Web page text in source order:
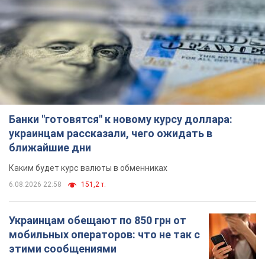
Банки "готовятся" к новому курсу доллара:
украинцам рассказали, чего ожидать в
ближайшие дни
Каким будет курс валюты в обменниках
6.08.2026 22:58 151,2 т.
Украинцам обещают по 850 грн от
мобильных операторов: что не так с
этими сообщениями